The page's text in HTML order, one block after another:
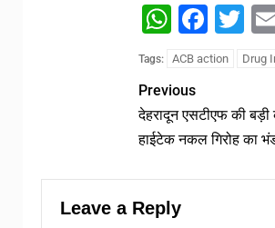
Tags: ACB action Drug
Previous
देहरादून एसटीएफ की बड़ी
हाईटेक नकल गिरोह का
Leave a Reply